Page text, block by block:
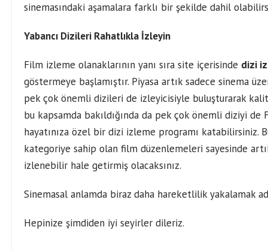
sinemasındaki aşamalara farklı bir şekilde dahil
Yabancı Dizileri Rahatlıkla İzleyin
Film izleme olanaklarının yanı sıra site içerisinde dizi
göstermeye başlamıştır. Piyasa artık sadece sinema
pek çok önemli dizileri de izleyicisiyle buluşturarak
bu kapsamda bakıldığında da pek çok önemli diziyi
hayatınıza özel bir dizi izleme programı katabilirsiniz.
kategoriye sahip olan film düzenlemeleri sayesinde
izlenebilir hale getirmiş olacaksınız.
Sinemasal anlamda biraz daha hareketlilik yakalamak
Hepinize şimdiden iyi seyirler dileriz.